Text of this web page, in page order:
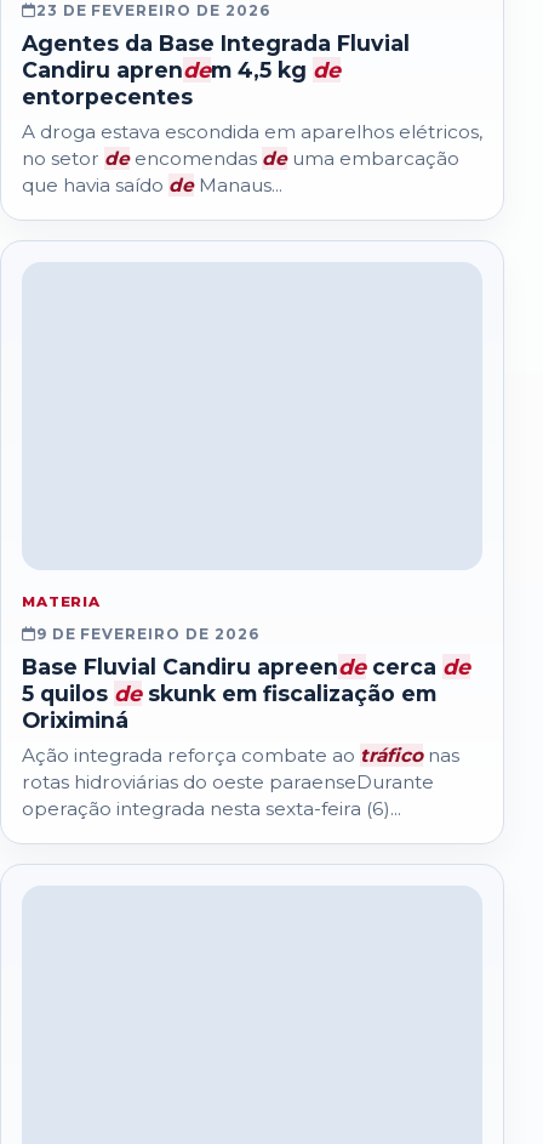
23 DE FEVEREIRO DE 2026
Agentes da Base Integrada Fluvial
Candiru aprendem 4,5 kg de
entorpecentes
A droga estava escondida em aparelhos elétricos,
no setor deencomendas deuma embarcação
que havia saído deManaus...
MATERIA
9 DE FEVEREIRO DE 2026
Base Fluvial Candiru apreendecerca de
5 quilos deskunk em fiscalização em
Oriximiná
Ação integrada reforça combate ao tráficonas
rotas hidroviárias do oeste paraenseDurante
operação integrada nesta sexta-feira (6)...